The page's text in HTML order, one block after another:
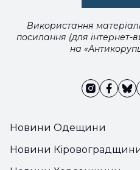
Новини Одещини
Новини
Використання
посилання (для інтернет-
на